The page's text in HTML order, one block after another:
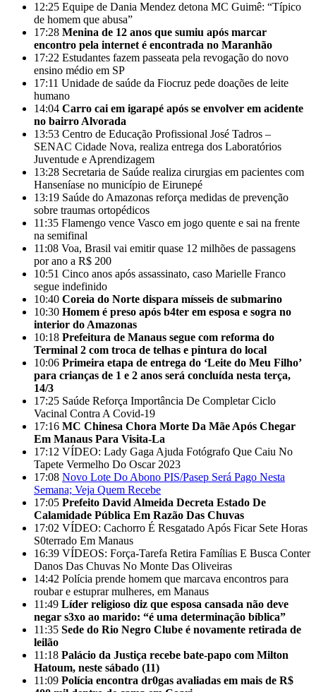
12:25 Equipe de Dania Mendez detona MC Guimê: “Típico
de homem que abusa”
17:28 Menina de 12 anos que sumiu após marcar
encontro pela internet é encontrada no Maranhão
17:22 Estudantes fazem passeata pela revogação do novo
ensino médio em SP
17:11 Unidade de saúde da Fiocruz pede doações de leite
humano
14:04 Carro cai em igarapé após se envolver em acidente
no bairro Alvorada
13:53 Centro de Educação Profissional José Tadros –
SENAC Cidade Nova, realiza entrega dos Laboratórios
Juventude e Aprendizagem
13:28 Secretaria de Saúde realiza cirurgias em pacientes com
Hanseníase no município de Eirunepé
13:19 Saúde do Amazonas reforça medidas de prevenção
sobre traumas ortopédicos
11:35 Flamengo vence Vasco em jogo quente e sai na frente
na semifinal
11:08 Voa, Brasil vai emitir quase 12 milhões de passagens
por ano a R$ 200
10:51 Cinco anos após assassinato, caso Marielle Franco
segue indefinido
10:40 Coreia do Norte dispara mísseis de submarino
10:30 Homem é preso após b4ter em esposa e sogra no
interior do Amazonas
10:18 Prefeitura de Manaus segue com reforma do
Terminal 2 com troca de telhas e pintura do local
10:06 Primeira etapa de entrega do ‘Leite do Meu Filho’
para crianças de 1 e 2 anos será concluída nesta terça,
14/3
17:25 Saúde Reforça Importância De Completar Ciclo
Vacinal Contra A Covid-19
17:16 MC Chinesa Chora Morte Da Mãe Após Chegar
Em Manaus Para Visita-La
17:12 VÍDEO: Lady Gaga Ajuda Fotógrafo Que Caiu No
Tapete Vermelho Do Oscar 2023
17:08 Novo Lote Do Abono PIS/Pasep Será Pago Nesta
Semana; Veja Quem Recebe
17:05 Prefeito David Almeida Decreta Estado De
Calamidade Pública Em Razão Das Chuvas
17:02 VÍDEO: Cachorro É Resgatado Após Ficar Sete Horas
S0terrado Em Manaus
16:39 VÍDEOS: Força-Tarefa Retira Famílias E Busca Conter
Danos Das Chuvas No Monte Das Oliveiras
14:42 Polícia prende homem que marcava encontros para
roubar e estuprar mulheres, em Manaus
11:49 Líder religioso diz que esposa cansada não deve
negar s3xo ao marido: “é uma determinação bíblica”
11:35 Sede do Rio Negro Clube é novamente retirada de
leilão
11:18 Palácio da Justiça recebe bate-papo com Milton
Hatoum, neste sábado (11)
11:09 Polícia encontra dr0gas avaliadas em mais de R$